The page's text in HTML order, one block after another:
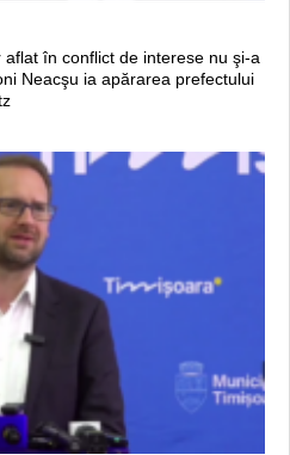
în conflict de interese nu şi-a
Neacşu ia apărarea prefectului